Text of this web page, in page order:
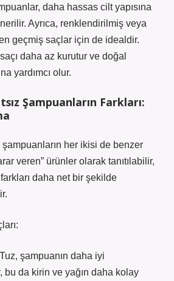
daha hassas cilt yapısına
Ayrıca, renklendirilmiş veya
geçmiş saçlar için de idealdir.
daha az kurutur ve doğal
yardımcı olur.
Şampuanların Farkları:
şampuanların her ikisi de benzer
veren” ürünler olarak tanıtılabilir,
daha net bir şekilde
şampuanın daha iyi
bu da kirin ve yağın daha kolay